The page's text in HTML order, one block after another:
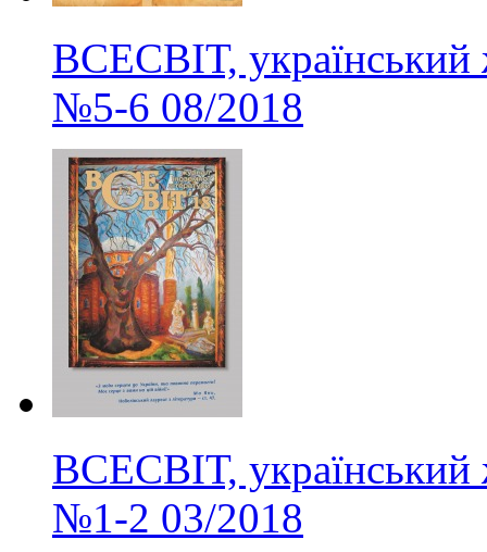
ВСЕСВІТ, український
№5-6 08/2018
ВСЕСВІТ, український
№1-2 03/2018